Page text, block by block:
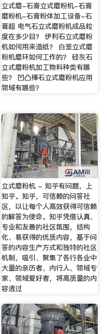
立式磨-石膏立式磨粉机-石膏
磨粉机-石膏粉体加工设备-石
膏超 电气石立式磨粉机成品粒
度在多少目？ 伊利石立式磨粉
机如何用来造纸？ 白垩立式磨
粉机磨环如何工作的？ 硅灰石
立式磨粉机加工物料种类有哪
些？ 凹凸棒石立式磨粉机应用
领域有哪些？
立式磨粉机 - 知乎有问题，上
知乎。知乎，可信赖的问答社
区，以让每个人高效获得可信赖
的解答为使命。知乎凭借认真、
专业和友善的社区氛围，结构
化、易获得的优质内容，基于问
答的内容生产方式和独特的社区
机制，吸引、聚集了各行各业中
大量的亲历者、内行人、领域专
家、领域爱好者，将高质量的内
容透过